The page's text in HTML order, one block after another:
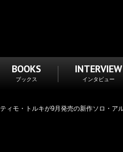
BOOKS
ブックス
INTERVIEW
インタビュー
ティモ・トルキが9月発売の新作ソロ・ア